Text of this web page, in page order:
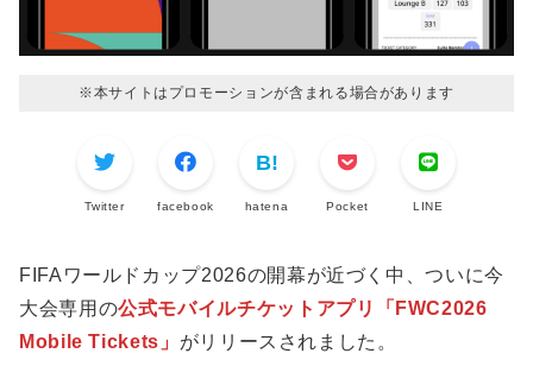
※本サイトはプロモーションが含まれる場合があります
Twitter facebook hatena Pocket LINE
FIFAワールドカップ2026の開幕が近づく中、ついに今
大会専用の公式モバイルチケットアプリ「FWC2026
Mobile Tickets」 がリリースされました。